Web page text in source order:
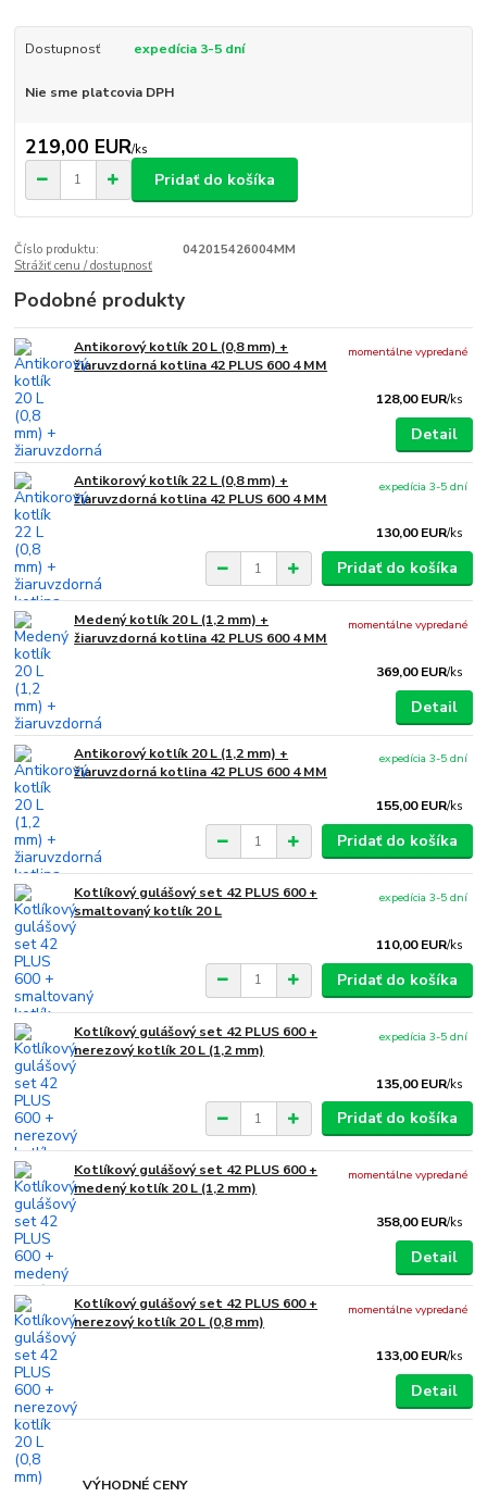
Dostupnosť expedícia 3-5 dní
Nie sme platcovia DPH
219,00 EUR/ks
Pridať do košíka
Číslo produktu:
042015426004MM
Strážiť cenu / dostupnosť
Podobné produkty
Antikorový kotlík 20 L (0,8 mm) +
žiaruvzdorná kotlina 42 PLUS 600 4 MM
128,00 EUR/ks
momentálne vypredané
Detail
Antikorový kotlík 22 L (0,8 mm) +
žiaruvzdorná kotlina 42 PLUS 600 4 MM
130,00 EUR/ks
expedícia 3-5 dní
Pridať do košíka
Medený kotlík 20 L (1,2 mm) +
žiaruvzdorná kotlina 42 PLUS 600 4 MM
369,00 EUR/ks
momentálne vypredané
Detail
Antikorový kotlík 20 L (1,2 mm) +
žiaruvzdorná kotlina 42 PLUS 600 4 MM
155,00 EUR/ks
expedícia 3-5 dní
Pridať do košíka
Kotlíkový gulášový set 42 PLUS 600 +
smaltovaný kotlík 20 L
110,00 EUR/ks
expedícia 3-5 dní
Pridať do košíka
Kotlíkový gulášový set 42 PLUS 600 +
nerezový kotlík 20 L (1,2 mm)
135,00 EUR/ks
expedícia 3-5 dní
Pridať do košíka
Kotlíkový gulášový set 42 PLUS 600 +
medený kotlík 20 L (1,2 mm)
358,00 EUR/ks
momentálne vypredané
Detail
Kotlíkový gulášový set 42 PLUS 600 +
nerezový kotlík 20 L (0,8 mm)
133,00 EUR/ks
momentálne vypredané
Detail
VÝHODNÉ CENY